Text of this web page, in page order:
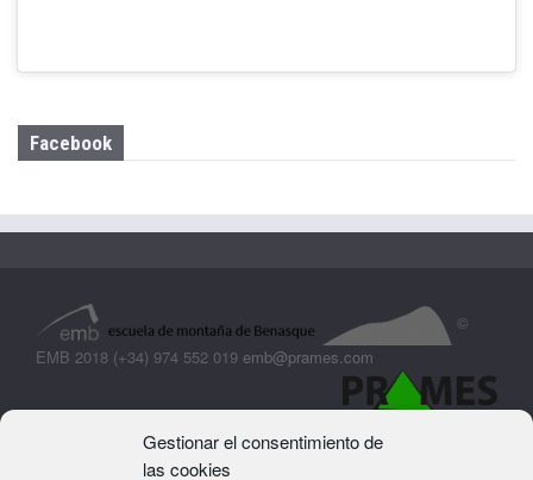
Gestionar el consentimiento de
las cookies
Facebook
©
EMB 2018 (+34) 974 552 019 emb@prames.com